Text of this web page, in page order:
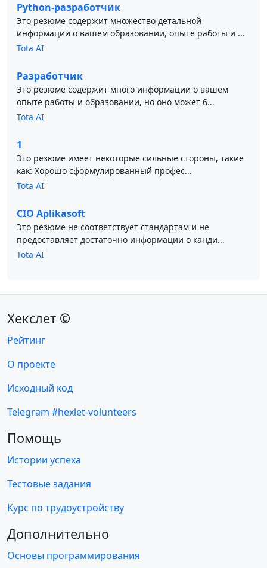
Python-разработчик
Это резюме содержит множество детальной
информации о вашем образовании, опыте работы и ...
Tota AI
Разработчик
Это резюме содержит много информации о вашем
опыте работы и образовании, но оно может б...
Tota AI
1
Это резюме имеет некоторые сильные стороны, такие
как: Хорошо сформулированный профес...
Tota AI
CIO Aplikasoft
Это резюме не соответствует стандартам и не
предоставляет достаточно информации о канди...
Tota AI
Хекслет ©
Рейтинг
О проекте
Исходный код
Telegram #hexlet-volunteers
Помощь
Истории успеха
Тестовые задания
Курс по трудоустройству
Дополнительно
Основы программирования